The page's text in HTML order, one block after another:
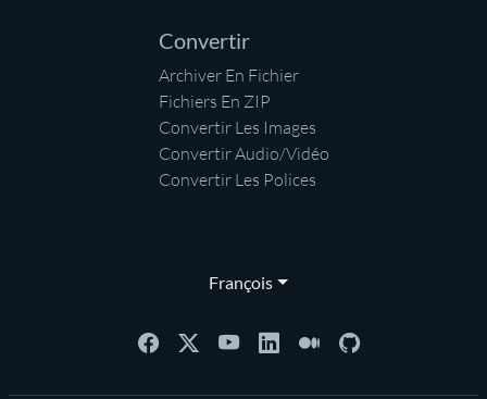
Convertir
Archiver En Fichier
Fichiers En ZIP
Convertir Les Images
Convertir Audio/Vidéo
Convertir Les Polices
François